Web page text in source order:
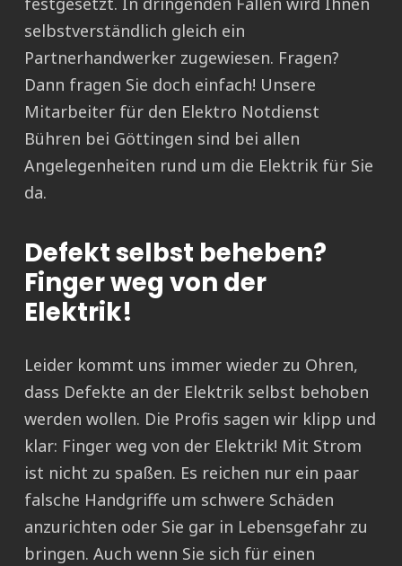
selbstverständlich gleich ein
Partnerhandwerker zugewiesen. Fragen?
Dann fragen Sie doch einfach! Unsere
Mitarbeiter für den Elektro Notdienst
Bühren bei Göttingen sind bei allen
Angelegenheiten rund um die Elektrik für Sie
da.
Defekt selbst beheben?
Finger weg von der
Elektrik!
Leider kommt uns immer wieder zu Ohren,
dass Defekte an der Elektrik selbst behoben
werden wollen. Die Profis sagen wir klipp und
klar: Finger weg von der Elektrik! Mit Strom
ist nicht zu spaßen. Es reichen nur ein paar
falsche Handgriffe um schwere Schäden
anzurichten oder Sie gar in Lebensgefahr zu
bringen. Auch wenn Sie sich für einen